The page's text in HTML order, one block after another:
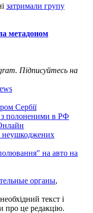
затримали групу
метадоном
Підписуйтесь на
Сербії
полоненими в РФ
неушкоджених
на авто на
органы,
текст і
про це редакцію.